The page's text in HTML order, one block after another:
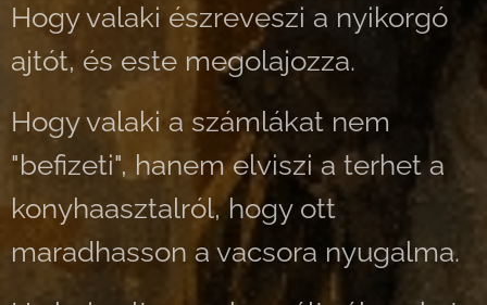
Hogy valaki észreveszi a nyikorgó
ajtót, és este megolajozza.
Hogy valaki a számlákat nem
"befizeti", hanem elviszi a terhet a
konyhaasztalról, hogy ott
maradhasson a vacsora nyugalma.